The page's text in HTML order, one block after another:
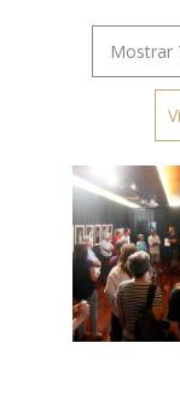
Mostrar